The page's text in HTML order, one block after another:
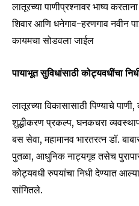
Join our
लातूरच्या पाणीप्रश्नावर भाष्य
शिवार आणि धनेगाव-हरणगाव नवीन
कायमचा सोडवला जाईल
पायाभूत सुविधांसाठी कोट्यवधींचा
लातूरच्या विकासासाठी पिण्याचे
शुद्धीकरण प्रकल्प, घनकचरा
बस सेवा, महामानव भारतरत्न डॉ.
पुतळा, आधुनिक नाट्यगृह तसेच
कोट्यवधी रुपयांचा निधी देण्यात
सांगितले.